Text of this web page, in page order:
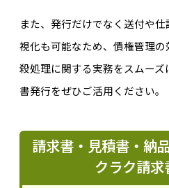
また、発行だけでなく送付や
視化も可能なため、債権管理
殺処理に関する実務をスムー
書発行をぜひご活用ください。
請求書・見積書・納
クラク請求